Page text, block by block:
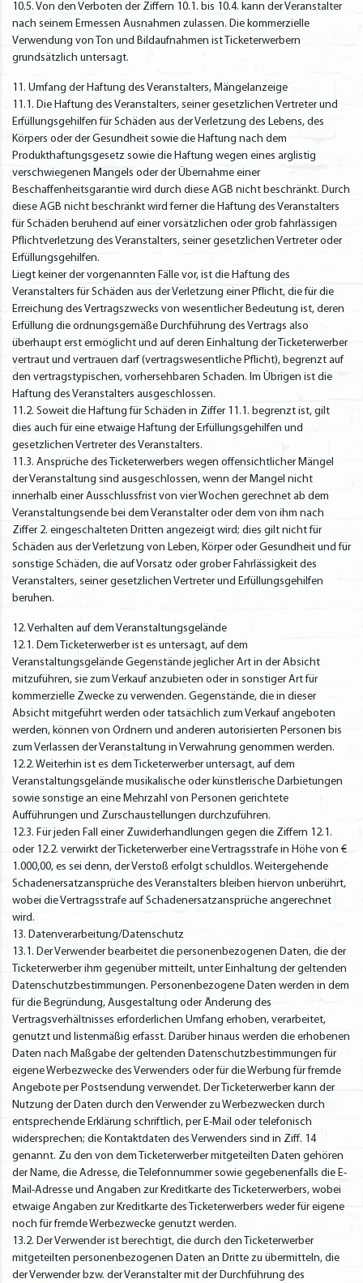
10.5. Von den Verboten der Ziffern 10.1. bis 10.4. kann der Veranstalter
nach seinem Ermessen Ausnahmen zulassen. Die kommerzielle
Verwendung von Ton und Bildaufnahmen ist Ticketerwerbern
grundsätzlich untersagt.
11. Umfang der Haftung des Veranstalters, Mängelanzeige
11.1. Die Haftung des Veranstalters, seiner gesetzlichen Vertreter und
Erfüllungsgehilfen für Schäden aus der Verletzung des Lebens, des
Körpers oder der Gesundheit sowie die Haftung nach dem
Produkthaftungsgesetz sowie die Haftung wegen eines arglistig
verschwiegenen Mangels oder der Übernahme einer
Beschaffenheitsgarantie wird durch diese AGB nicht beschränkt. Durch
diese AGB nicht beschränkt wird ferner die Haftung des Veranstalters
für Schäden beruhend auf einer vorsätzlichen oder grob fahrlässigen
Pflichtverletzung des Veranstalters, seiner gesetzlichen Vertreter oder
Erfüllungsgehilfen.
Liegt keiner der vorgenannten Fälle vor, ist die Haftung des
Veranstalters für Schäden aus der Verletzung einer Pflicht, die für die
Erreichung des Vertragszwecks von wesentlicher Bedeutung ist, deren
Erfüllung die ordnungsgemäße Durchführung des Vertrags also
überhaupt erst ermöglicht und auf deren Einhaltung der Ticketerwerber
vertraut und vertrauen darf (vertragswesentliche Pflicht), begrenzt auf
den vertragstypischen, vorhersehbaren Schaden. Im Übrigen ist die
Haftung des Veranstalters ausgeschlossen.
11.2. Soweit die Haftung für Schäden in Ziffer 11.1. begrenzt ist, gilt
dies auch für eine etwaige Haftung der Erfüllungsgehilfen und
gesetzlichen Vertreter des Veranstalters.
11.3. Ansprüche des Ticketerwerbers wegen offensichtlicher Mängel
der Veranstaltung sind ausgeschlossen, wenn der Mangel nicht
innerhalb einer Ausschlussfrist von vier Wochen gerechnet ab dem
Veranstaltungsende bei dem Veranstalter oder dem von ihm nach
Ziffer 2. eingeschalteten Dritten angezeigt wird; dies gilt nicht für
Schäden aus der Verletzung von Leben, Körper oder Gesundheit und für
sonstige Schäden, die auf Vorsatz oder grober Fahrlässigkeit des
Veranstalters, seiner gesetzlichen Vertreter und Erfüllungsgehilfen
beruhen.
12. Verhalten auf dem Veranstaltungsgelände
12.1. Dem Ticketerwerber ist es untersagt, auf dem
Veranstaltungsgelände Gegenstände jeglicher Art in der Absicht
mitzuführen, sie zum Verkauf anzubieten oder in sonstiger Art für
kommerzielle Zwecke zu verwenden. Gegenstände, die in dieser
Absicht mitgeführt werden oder tatsächlich zum Verkauf angeboten
werden, können von Ordnern und anderen autorisierten Personen bis
zum Verlassen der Veranstaltung in Verwahrung genommen werden.
12.2. Weiterhin ist es dem Ticketerwerber untersagt, auf dem
Veranstaltungsgelände musikalische oder künstlerische Darbietungen
sowie sonstige an eine Mehrzahl von Personen gerichtete
Aufführungen und Zurschaustellungen durchzuführen.
12.3. Für jeden Fall einer Zuwiderhandlungen gegen die Ziffern 12.1.
oder 12.2. verwirkt der Ticketerwerber eine Vertragsstrafe in Höhe von €
1.000,00, es sei denn, der Verstoß erfolgt schuldlos. Weitergehende
Schadenersatzansprüche des Veranstalters bleiben hiervon unberührt,
wobei die Vertragsstrafe auf Schadenersatzansprüche angerechnet
wird.
13. Datenverarbeitung/Datenschutz
13.1. Der Verwender bearbeitet die personenbezogenen Daten, die der
Ticketerwerber ihm gegenüber mitteilt, unter Einhaltung der geltenden
Datenschutzbestimmungen. Personenbezogene Daten werden in dem
für die Begründung, Ausgestaltung oder Änderung des
Vertragsverhältnisses erforderlichen Umfang erhoben, verarbeitet,
genutzt und listenmäßig erfasst. Darüber hinaus werden die erhobenen
Daten nach Maßgabe der geltenden Datenschutzbestimmungen für
eigene Werbezwecke des Verwenders oder für die Werbung für fremde
Angebote per Postsendung verwendet. Der Ticketerwerber kann der
Nutzung der Daten durch den Verwender zu Werbezwecken durch
entsprechende Erklärung schriftlich, per E-Mail oder telefonisch
widersprechen; die Kontaktdaten des Verwenders sind in Ziff. 14
genannt. Zu den von dem Ticketerwerber mitgeteilten Daten gehören
der Name, die Adresse, die Telefonnummer sowie gegebenenfalls die E-
Mail-Adresse und Angaben zur Kreditkarte des Ticketerwerbers, wobei
etwaige Angaben zur Kreditkarte des Ticketerwerbers weder für eigene
noch für fremde Werbezwecke genutzt werden.
13.2. Der Verwender ist berechtigt, die durch den Ticketerwerber
mitgeteilten personenbezogenen Daten an Dritte zu übermitteln, die
der Verwender bzw. der Veranstalter mit der Durchführung des